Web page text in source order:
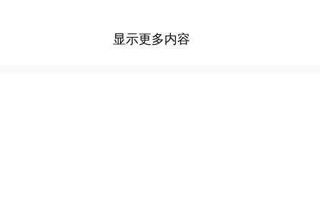
显示更多内容